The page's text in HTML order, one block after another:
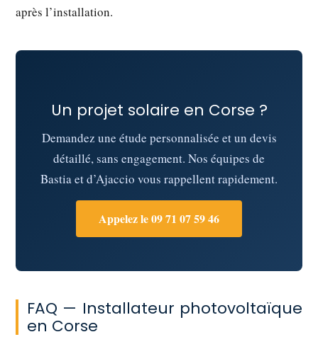
après l’installation.
Un projet solaire en Corse ?
Demandez une étude personnalisée et un devis
détaillé, sans engagement. Nos équipes de
Bastia et d’Ajaccio vous rappellent rapidement.
Appelez le 09 71 07 59 46
FAQ — Installateur photovoltaïque
en Corse